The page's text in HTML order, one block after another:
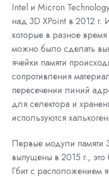
Intel и Micron
над 3D XPoint в 2012 г.
которые в разное
можно было сделать
ячейки памяти
сопротивления
пересечении линий
для селектора и
используются
Первые модули памяти
выпущены в 2015 г.,
Гбит с расположением